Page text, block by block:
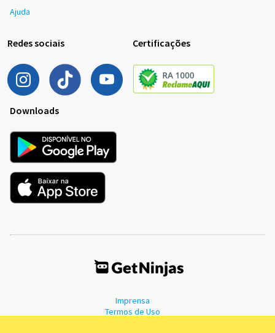
Ajuda
Redes sociais Certificações
Downloads
Imprensa
Termos de Uso